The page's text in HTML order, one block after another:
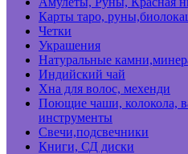
Карты таро,
Четки
Украшения
Натуральные
Индийский чай
Хна для волос, мехенди
Поющие чаши, колокола,
инструменты
Свечи,подсвечники
Книги, СД диски